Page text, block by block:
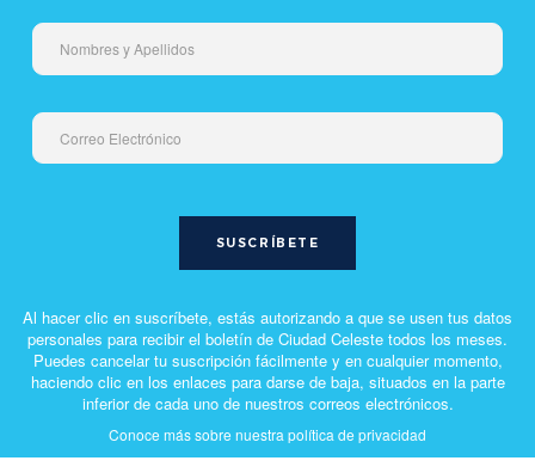
Al hacer clic en suscríbete, estás autorizando a que se usen tus datos
personales para recibir el boletín de Ciudad Celeste todos los meses.
Puedes cancelar tu suscripción fácilmente y en cualquier momento,
haciendo clic en los enlaces para darse de baja, situados en la parte
inferior de cada uno de nuestros correos electrónicos.
Conoce más sobre nuestra política de privacidad